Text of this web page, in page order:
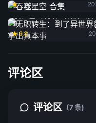
事
6.8
评论区
评论区 (7 条)